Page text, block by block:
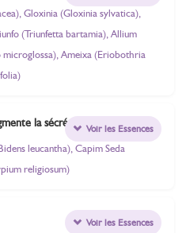
Gloxinia (Gloxinia sylvatica),
(Triunfetta bartamia), Allium
microglossa), Ameixa (Eriobothria
la sécrétion)
leucantha), Capim Seda
religiosum)
Voir les Essences
Voir les Essences